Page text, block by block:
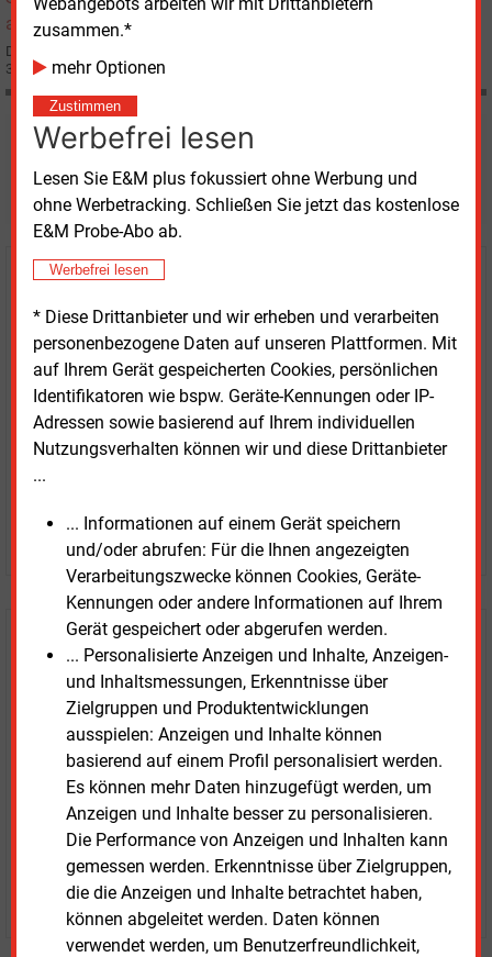
zusammen.*
mehr Optionen
Zustimmen
Werbefrei lesen
Lesen Sie E&M plus fokussiert ohne Werbung und
ohne Werbetracking. Schließen Sie jetzt das kostenlose
E&M Probe-Abo ab.
Werbefrei lesen
* Diese Drittanbieter und wir erheben und verarbeiten
personenbezogene Daten auf unseren Plattformen. Mit
auf Ihrem Gerät gespeicherten Cookies, persönlichen
Identifikatoren wie bspw. Geräte-Kennungen oder IP-
Adressen sowie basierend auf Ihrem individuellen
Nutzungsverhalten können wir und diese Drittanbieter
...
... Informationen auf einem Gerät speichern
und/oder abrufen: Für die Ihnen angezeigten
Verarbeitungszwecke können Cookies, Geräte-
Kennungen oder andere Informationen auf Ihrem
Gerät gespeichert oder abgerufen werden.
... Personalisierte Anzeigen und Inhalte, Anzeigen-
und Inhaltsmessungen, Erkenntnisse über
Zielgruppen und Produktentwicklungen
ausspielen: Anzeigen und Inhalte können
basierend auf einem Profil personalisiert werden.
Es können mehr Daten hinzugefügt werden, um
Anzeigen und Inhalte besser zu personalisieren.
Die Performance von Anzeigen und Inhalten kann
gemessen werden. Erkenntnisse über Zielgruppen,
die die Anzeigen und Inhalte betrachtet haben,
können abgeleitet werden. Daten können
verwendet werden, um Benutzerfreundlichkeit,
Die RWE Transportnetz Strom GmbH mit Sitz in Dortmund will bis 2017 rund
3 Mrd. Euro in den Ausbau ihres Höchstspannungsnetzes investieren.
Möchten Sie diese und
weitere Nachrichten lesen?
Kaufen Sie den Artikel
erhalten Sie sofort diesen redaktionellen Beitrag für
nur € 8.93
JETZT ARTIKEL KAUFEN
Testen SieE&M
kostenlos und
unverbindlich
Zwei Wochen kostenfreier Zugang
Zugang auf stündlich aktualisierte Nachrichten mit
Prognose- und Marktdaten
+ einmal täglich E&M daily
+ zwei Ausgaben der Zeitung E&M
ohne automatische Verlängerung
JETZT KOSTENLOS TESTEN